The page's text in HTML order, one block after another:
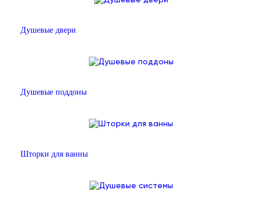
Душевые двери
Душевые поддоны
Шторки для ванны